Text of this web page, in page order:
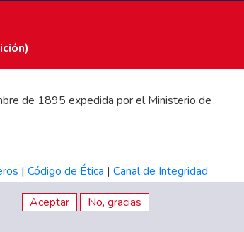
de 1895 expedida por el Ministerio de
| Código de Ética | Canal de Integridad
Aceptar No, gracias